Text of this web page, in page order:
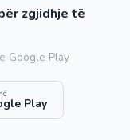
zgjidhje të
Google Play
Play